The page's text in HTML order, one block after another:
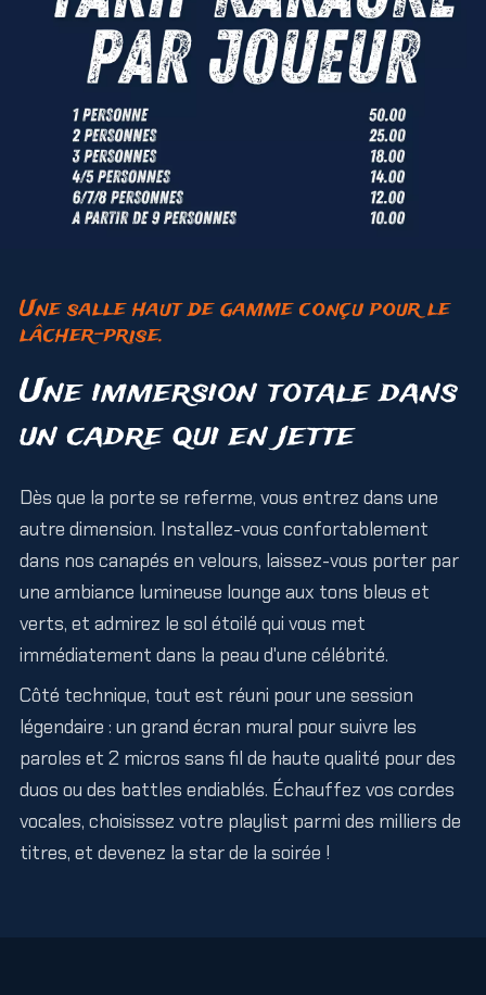
Une salle haut de gamme conçu pour le
lâcher-prise.
Une immersion totale dans
un cadre qui en jette
Dès que la porte se referme, vous entrez dans une
autre dimension. Installez-vous confortablement
dans nos canapés en velours, laissez-vous porter par
une ambiance lumineuse lounge aux tons bleus et
verts, et admirez le sol étoilé qui vous met
immédiatement dans la peau d'une célébrité.
Côté technique, tout est réuni pour une session
légendaire : un grand écran mural pour suivre les
paroles et 2 micros sans fil de haute qualité pour des
duos ou des battles endiablés. Échauffez vos cordes
vocales, choisissez votre playlist parmi des milliers de
titres, et devenez la star de la soirée !